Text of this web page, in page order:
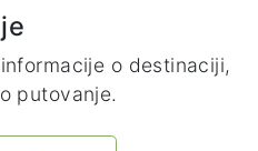
o destinaciji,
putovanje.